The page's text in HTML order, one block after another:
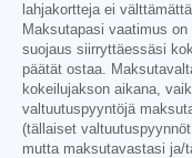
lahjakortteja ei
Maksutapasi vaatimus
suojaus siirryttäessäsi
päätät ostaa.
kokeilujakson aikana,
valtuutuspyyntöjä
(tällaiset
mutta maksutavastasi ja/